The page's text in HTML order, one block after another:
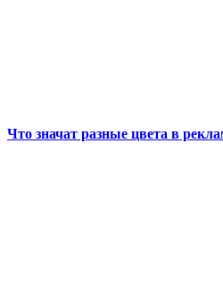
Что значат разные цвета в